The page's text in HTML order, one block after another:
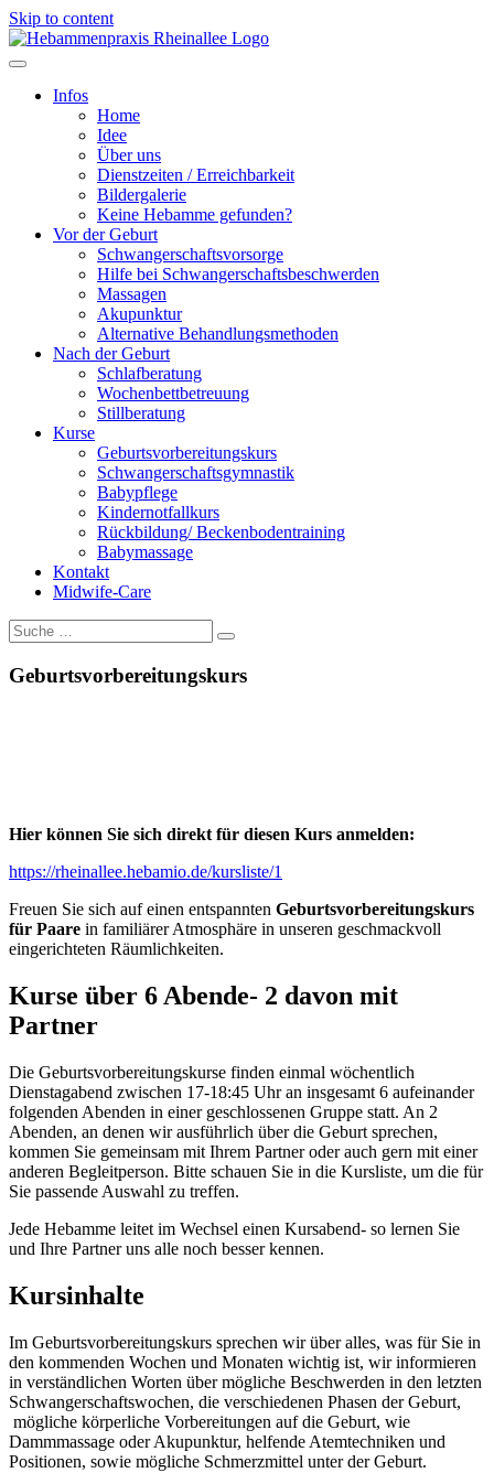
Skip to content
Infos
Home
Idee
Über uns
Dienstzeiten / Erreichbarkeit
Bildergalerie
Keine Hebamme gefunden?
Vor der Geburt
Schwangerschaftsvorsorge
Hilfe bei Schwangerschaftsbeschwerden
Massagen
Akupunktur
Alternative Behandlungsmethoden
Nach der Geburt
Schlafberatung
Wochenbettbetreuung
Stillberatung
Kurse
Geburtsvorbereitungskurs
Schwangerschaftsgymnastik
Babypflege
Kindernotfallkurs
Rückbildung/ Beckenbodentraining
Babymassage
Kontakt
Midwife-Care
Geburtsvorbereitungskurs
Hier können Sie sich direkt für diesen Kurs anmelden:
https://rheinallee.hebamio.de/kursliste/1
Freuen Sie sich auf einen entspannten Geburtsvorbereitungskurs
für Paare in familiärer Atmosphäre in unseren geschmackvoll
eingerichteten Räumlichkeiten.
Kurse über 6 Abende- 2 davon mit
Partner
Die Geburtsvorbereitungskurse finden einmal wöchentlich
Dienstagabend zwischen 17-18:45 Uhr an insgesamt 6 aufeinander
folgenden Abenden in einer geschlossenen Gruppe statt. An 2
Abenden, an denen wir ausführlich über die Geburt sprechen,
kommen Sie gemeinsam mit Ihrem Partner oder auch gern mit einer
anderen Begleitperson. Bitte schauen Sie in die Kursliste, um die für
Sie passende Auswahl zu treffen.
Jede Hebamme leitet im Wechsel einen Kursabend- so lernen Sie
und Ihre Partner uns alle noch besser kennen.
Kursinhalte
Im Geburtsvorbereitungskurs sprechen wir über alles, was für Sie in
den kommenden Wochen und Monaten wichtig ist, wir informieren
in verständlichen Worten über mögliche Beschwerden in den letzten
Schwangerschaftswochen, die verschiedenen Phasen der Geburt,
mögliche körperliche Vorbereitungen auf die Geburt, wie
Dammmassage oder Akupunktur, helfende Atemtechniken und
Positionen, sowie mögliche Schmerzmittel unter der Geburt.